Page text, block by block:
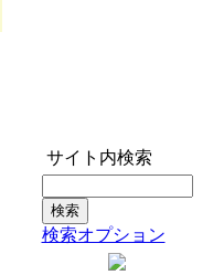
サイト内検索
検索オプション